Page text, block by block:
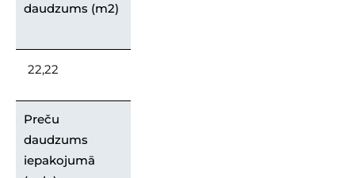
daudzums (m2)
22,22
Preču
daudzums
iepakojumā